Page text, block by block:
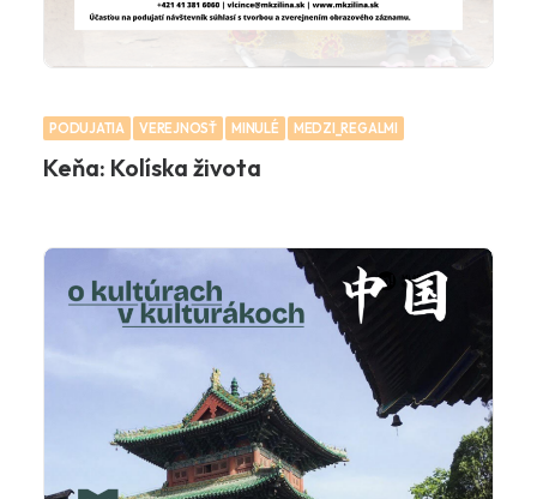
PODUJATIA VEREJNOSŤ MINULÉ MEDZI_REGALMI
Keňa: Kolíska života